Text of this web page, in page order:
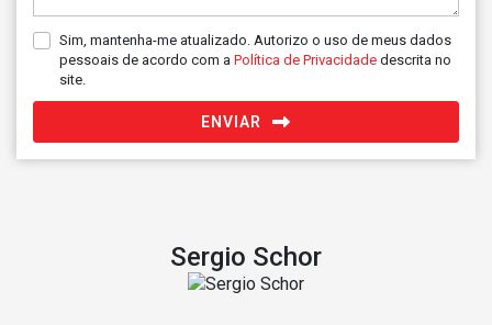
Sim, mantenha-me atualizado. Autorizo o uso de meus dados
pessoais de acordo com a Política de Privacidade descrita no
site.
ENVIAR
Sergio Schor